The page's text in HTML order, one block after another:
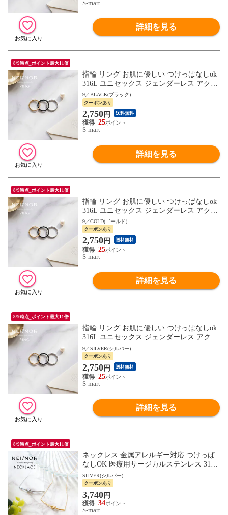
S-mart
詳細を見る
8/9時点_ポイント最大11倍
指輪 リング お肌に優しい つけっぱなしok
316L ユニセックス ジェンダーレス アクセ
サリー 錆びに強い Nei/nor ネイナー NnRI-0
071
9／BLACK(ブラック)
クーポンあり
2,750円 送料無料
25
S-mart
詳細を見る
8/9時点_ポイント最大11倍
指輪 リング お肌に優しい つけっぱなしok
316L ユニセックス ジェンダーレス アクセ
サリー 錆びに強い Nei/nor ネイナー NnRI-0
071
9／GOLD(ゴールド)
クーポンあり
2,750円 送料無料
25
S-mart
詳細を見る
8/9時点_ポイント最大11倍
指輪 リング お肌に優しい つけっぱなしok
316L ユニセックス ジェンダーレス アクセ
サリー 錆びに強い Nei/nor ネイナー NnRI-0
071
9／SILVER(シルバー)
クーポンあり
2,750円 送料無料
25
S-mart
詳細を見る
8/9時点_ポイント最大11倍
ネックレス 金属アレルギー対応 つけっぱ
なしOK 医療用サージカルステンレス 316L
痒くならない アクセサリー 首飾り ネイナ
ー NnNE-0081
SILVER(シルバー)
クーポンあり
3,740円
34
S-mart